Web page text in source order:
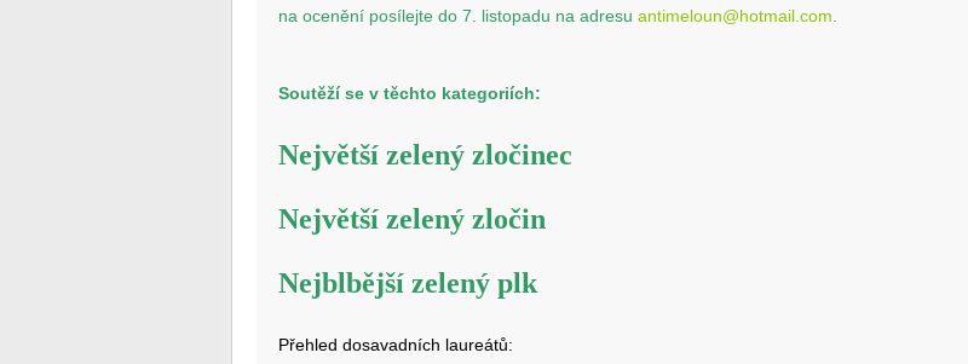
na ocenění posílejte do 7. listopadu na adresuantimeloun@hotmail.com
Soutěží se v těchto kategoriích:
Největší zelený zločinec
Největší zelený zločin
Nejblbější zelený plk
Přehled dosavadních laureátů: